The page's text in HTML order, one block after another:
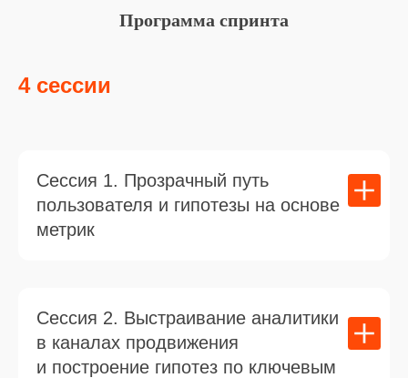
Программа спринта
4 сессии
Сессия 1. Прозрачный путь
пользователя и гипотезы на основе
метрик
Сессия 2. Выстраивание аналитики
в каналах продвижения
и построение гипотез по ключевым